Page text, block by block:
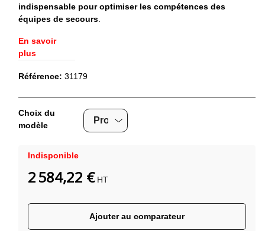
indispensable pour optimiser les compétences des
équipes de secours
En savoir
plus
Référence: 31179
Choix du
modèle
Indisponible
Ajouter au comparateur
2 584,22 € HT